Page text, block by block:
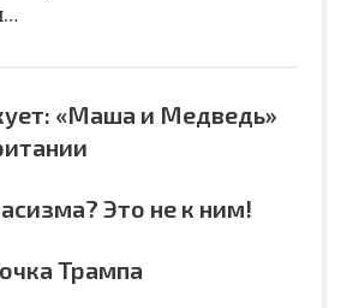
«Маша и Медведь»
Это не к ним!
Трампа